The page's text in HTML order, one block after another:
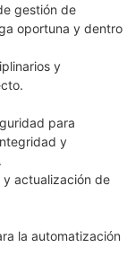
gestión de
oportuna y dentro
y
para
y
y actualización de
la automatización